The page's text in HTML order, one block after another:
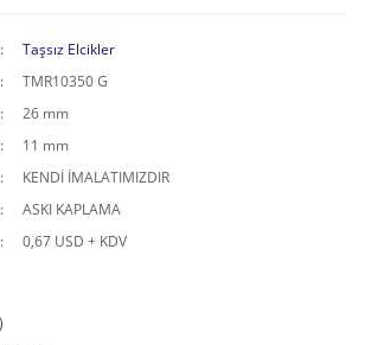
Taşsız Elcikler
TMR10350 G
26 mm
11 mm
KENDİ İMALATIMIZDIR
ASKI KAPLAMA
0,67 USD + KDV